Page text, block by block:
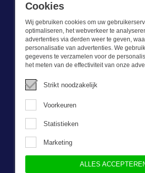
Wat we doen
Deze webshop is onderdeel van BEVAZET BV.
sinds 1983 bedrijfskleding aan grote en
We hebben een eigen winkel/showroom in
bieden we kwalitatief goede en sterke
scherpe prijs. Onze service is snel, we zijn
eigen ontwerpster. Neem gerust contact met
Cookies
Wij gebruiken cookies om uw
optimaliseren, het webverkeer te
advertenties via derden weer te geven,
personalisatie van advertenties. We
gegevens te verzamelen voor de
het meten van de effectiviteit van onze
Strikt noodzakelijk
Voorkeuren
Statistieken
Marketing
ALLES